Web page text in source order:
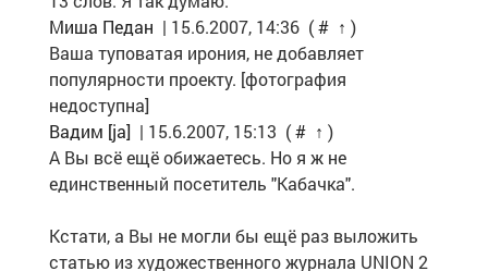
Миша Педан | 15.6.2007, 14:36 (# ↑ )
Ваша туповатая ирония, не добавляет
популярности проекту. [фотография
недоступна]
Вадим [ja] | 15.6.2007, 15:13 (# ↑ )
А Вы всё ещё обижаетесь. Но я ж не
единственный посетитель "Кабачка".
Кстати, а Вы не могли бы ещё раз выложить
статью из художественного журнала UNION 2